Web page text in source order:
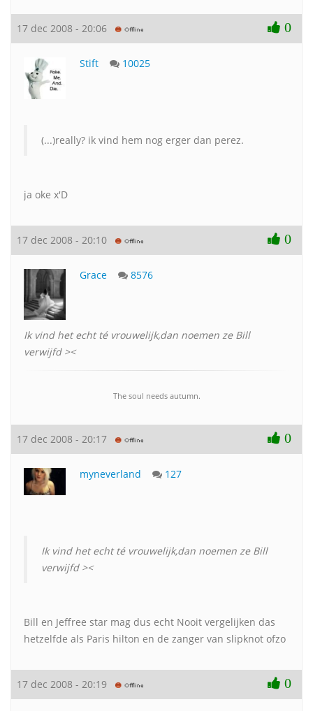
17 dec 2008 - 20:06 0
Stift 10025
(...)really? ik vind hem nog erger dan perez.
ja oke x'D
17 dec 2008 - 20:10 0
Grace 8576
Ik vind het echt té vrouwelijk,dan noemen ze Bill
verwijfd ><
The soul needs autumn.
17 dec 2008 - 20:17 0
myneverland 127
Ik vind het echt té vrouwelijk,dan noemen ze Bill
verwijfd ><
Bill en Jeffree star mag dus echt Nooit vergelijken das
hetzelfde als Paris hilton en de zanger van slipknot ofzo
17 dec 2008 - 20:19 0